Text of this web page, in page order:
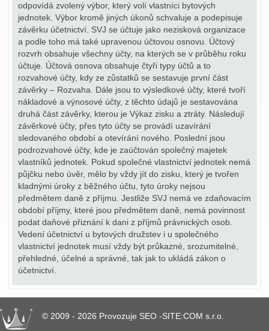
odpovídá zvolený výbor, který volí vlastníci bytových
jednotek. Výbor kromě jiných úkonů schvaluje a podepisuje
závěrku účetnictví. SVJ se účtuje jako nezisková organizace
a podle toho má také upravenou účtovou osnovu. Účtový
rozvrh obsahuje všechny účty, na kterých se v průběhu roku
účtuje. Účtová osnova obsahuje čtyři typy účtů a to
rozvahové účty, kdy ze zůstatků se sestavuje první část
závěrky – Rozvaha. Dále jsou to výsledkové účty, které tvoří
nákladové a výnosové účty, z těchto údajů je sestavována
druhá část závěrky, kterou je Výkaz zisku a ztráty. Následují
závěrkové účty, přes tyto účty se provádí uzavírání
sledovaného období a otevírání nového. Poslední jsou
podrozvahové účty, kde je zaúčtován společný majetek
vlastníků jednotek. Pokud společné vlastnictví jednotek nemá
půjčku nebo úvěr, mělo by vždy jít do zisku, který je tvořen
kladnými úroky z běžného účtu, tyto úroky nejsou
předmětem daně z příjmu. Jestliže SVJ nemá ve zdaňovacím
období příjmy, které jsou předmětem daně, nemá povinnost
podat daňové přiznání k dani z příjmů právnických osob.
Vedení účetnictví u bytových družstev i u společného
vlastnictví jednotek musí vždy být průkazné, srozumitelné,
přehledné, účelné a správné, tak jak to ukládá zákon o
účetnictví.
© 2009 - 2026 Provozuje SEO -SITE:COM s.r.o.